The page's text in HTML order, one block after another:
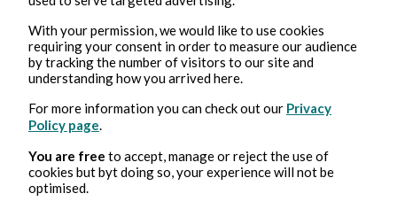
septième centrosudoku, avec la solution du sixième
centrosudoku.
With your permission, we would like to use cookies
requiring your consent in order to measure our audience
by tracking the number of visitors to our site and
understanding how you arrived here.
For more information you can check out our Privacy
Policy page
You are free to accept, manage or reject the use of
cookies but byt doing so, your experience will not be
optimised.